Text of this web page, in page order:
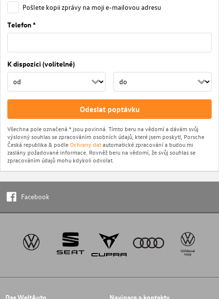
Pošlete kopii zprávy na moji e-mailovou adresu
Telefon *
K dispozici (volitelné)
Odeslat poptávku
Všechna pole označená * jsou povinná. Tímto beru na vědomí a dávám svůj
výslovný souhlas se zpracováním osobních údajů, které jsem poskytl, Porsche
Česká republika & podleOchrany datautomatické zpracování a budou mi
zaslány požadované informace. Rovněž beru na vědomí, že svůj souhlas se
zpracováním údajů mohu kdykoli odvolat.
Facebook
Das WeltAuto Navigace a kontakty